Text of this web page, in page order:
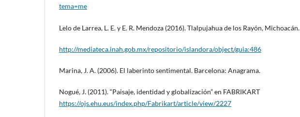
tema=me
Lelo de Larrea, L. E. y E. R. Mendoza (2016). Tlalpujahua de los Rayón, Michoacán.
http://mediateca.inah.gob.mx/repositorio/islandora/object/guia:486
Marina, J. A. (2006). El laberinto sentimental. Barcelona: Anagrama.
Nogué, J. (2011). “Paisaje, identidad y globalización” en FABRIKART
https://ojs.ehu.eus/index.php/Fabrikart/article/view/2227